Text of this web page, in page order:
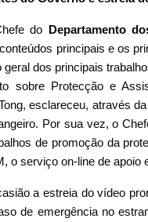
do Departamento
principais e os
dos principais
sobre Protecção e
esclareceu, através
Por sua vez, o
de promoção da
o serviço on-line de
a estreia do vídeo
de emergência no